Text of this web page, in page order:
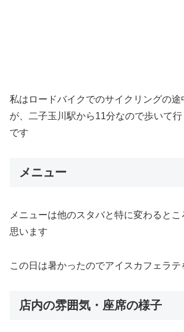
私はロードバイクでのサイクリングの途
が、二子玉川駅から11分なので歩いて行
です
メニュー
メニューは他のスタバと特に変わるとこ
思います
この日は暑かったのでアイスカフェラテ
店内の雰囲気・座席の様子